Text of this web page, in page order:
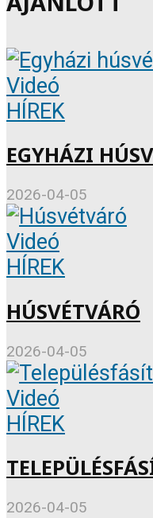
Videó
HÍREK
EGYHÁZI
2026-04-05
Videó
HÍREK
HÚSVÉTVÁRÓ
2026-04-05
Videó
HÍREK
2026-04-05